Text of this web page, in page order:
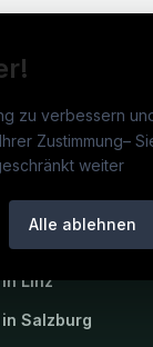
zu verbessern
Zustimmung–
weiter
Alle ablehnen
in Wien
Linz
Salzburg